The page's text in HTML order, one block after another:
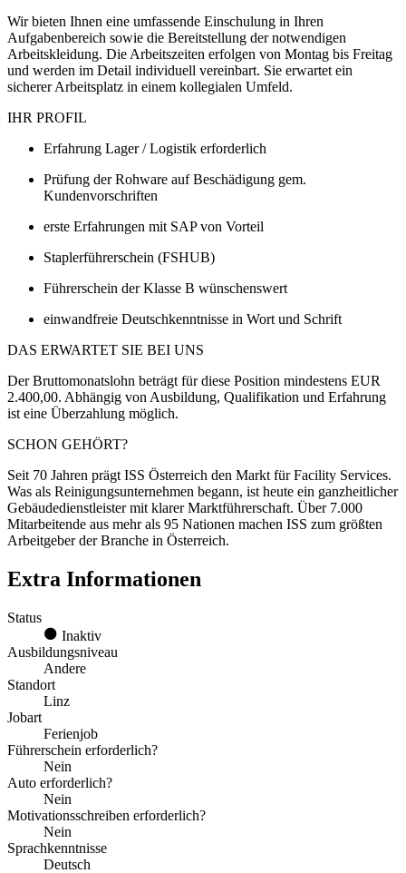
Wir bieten Ihnen eine umfassende Einschulung in Ihren
Aufgabenbereich sowie die Bereitstellung der notwendigen
Arbeitskleidung. Die Arbeitszeiten erfolgen von Montag bis Freitag
und werden im Detail individuell vereinbart. Sie erwartet ein
sicherer Arbeitsplatz in einem kollegialen Umfeld.
IHR PROFIL
Erfahrung Lager / Logistik erforderlich
Prüfung der Rohware auf Beschädigung gem.
Kundenvorschriften
erste Erfahrungen mit SAP von Vorteil
Staplerführerschein (FSHUB)
Führerschein der Klasse B wünschenswert
einwandfreie Deutschkenntnisse in Wort und Schrift
DAS ERWARTET SIE BEI UNS
Der Bruttomonatslohn beträgt für diese Position mindestens EUR
2.400,00. Abhängig von Ausbildung, Qualifikation und Erfahrung
ist eine Überzahlung möglich.
SCHON GEHÖRT?
Seit 70 Jahren prägt ISS Österreich den Markt für Facility Services.
Was als Reinigungsunternehmen begann, ist heute ein ganzheitlicher
Gebäudedienstleister mit klarer Marktführerschaft. Über 7.000
Mitarbeitende aus mehr als 95 Nationen machen ISS zum größten
Arbeitgeber der Branche in Österreich.
Extra Informationen
Status
Inaktiv
Ausbildungsniveau
Andere
Standort
Linz
Jobart
Ferienjob
Führerschein erforderlich?
Nein
Auto erforderlich?
Nein
Motivationsschreiben erforderlich?
Nein
Sprachkenntnisse
Deutsch